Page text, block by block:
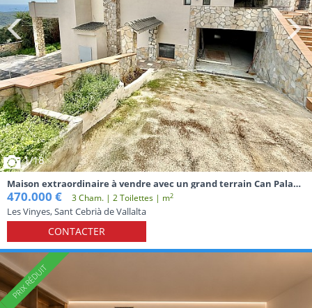
1/18
Maison extraordinaire à vendre avec un grand terrain Can Palau,
Sant Cebrià de Vallalta
470.000 € 3 Cham. | 2 Toilettes | m2
Les Vinyes, Sant Cebrià de Vallalta
CONTACTER